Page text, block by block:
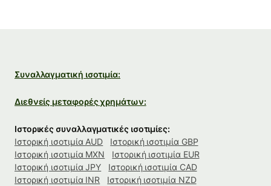
Συναλλαγματική ισοτιμία:
Διεθνείς μεταφορές χρημάτων:
Ιστορικές συναλλαγματικές ισοτιμίες:
Ιστορική ισοτιμία AUD
Ιστορική ισοτιμία GBP
Ιστορική ισοτιμία MXN
Ιστορική ισοτιμία EUR
Ιστορική ισοτιμία JPY
Ιστορική ισοτιμία CAD
Ιστορική ισοτιμία INR
Ιστορική ισοτιμία NZD